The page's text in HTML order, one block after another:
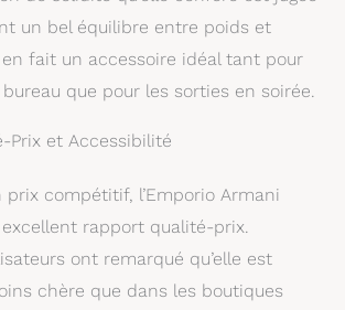
un bel équilibre entre poids et
fait un accessoire idéal tant pour
que pour les sorties en soirée.
Prix et Accessibilité
prix compétitif, l’Emporio Armani
rapport qualité-prix.
ont remarqué qu’elle est
chère que dans les boutiques